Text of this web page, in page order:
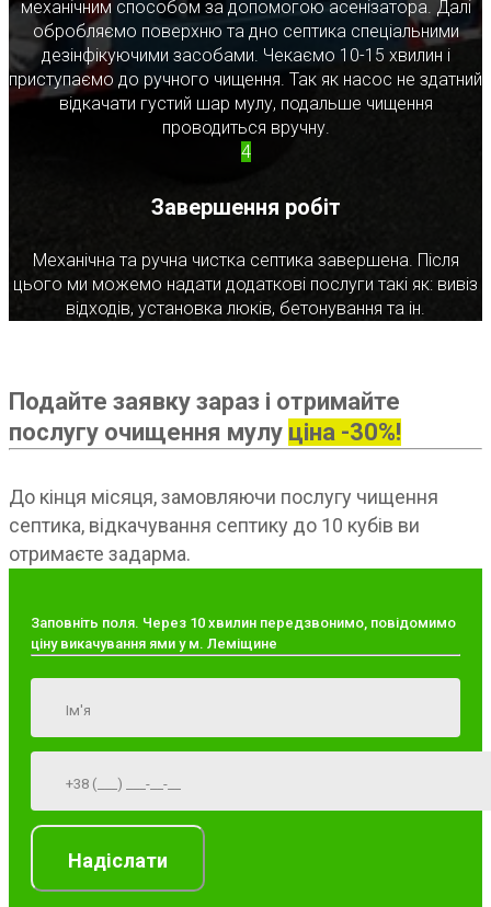
механічним способом за допомогою асенізатора. Далі
обробляємо поверхню та дно септика спеціальними
дезінфікуючими засобами. Чекаємо 10-15 хвилин і
приступаємо до ручного чищення. Так як насос не здатний
відкачати густий шар мулу, подальше чищення
проводиться вручну.
4
Завершення робіт
Механічна та ручна чистка септика завершена. Після
цього ми можемо надати додаткові послуги такі як: вивіз
відходів, установка люків, бетонування та ін.
Подайте заявку зараз і отримайте
послугу очищення мулу ціна -30%!
До кінця місяця, замовляючи послугу чищення
септика, відкачування септику до 10 кубів ви
отримаєте задарма.
Заповніть поля. Через 10 хвилин передзвонимо, повідомимо
ціну викачування ями у м. Леміщине